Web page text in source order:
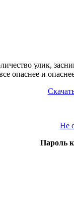
улик,
опаснее и
Не
Пароль